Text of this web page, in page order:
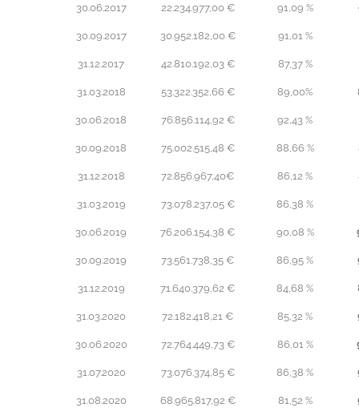
30.06.2017 22.234.977,00 € 91,09 %
30.09.2017 30.952.182,00 € 91,01 %
31.12.2017 42.810.192,03 € 87,37 %
31.03.2018 53.322.352,66 € 89,00%
30.06.2018 76.856.114,92 € 92,43 %
30.09.2018 75.002.515,48 € 88,66 %
31.12.2018 72.856.967,40€ 86,12 %
31.03.2019 73.078.237,05 € 86,38 %
30.06.2019 76.206.154,38 € 90,08 %
30.09.2019 73.561.738,35 € 86,95 %
31.12.2019 71.640.379,62 € 84,68 %
31.03.2020 72.182.418,21 € 85,32 %
30.06.2020 72.764.449,73 € 86,01 %
31.07.2020 73.076.374,85 € 86,38 %
31.08.2020 68.965.817,92 € 81,52 %